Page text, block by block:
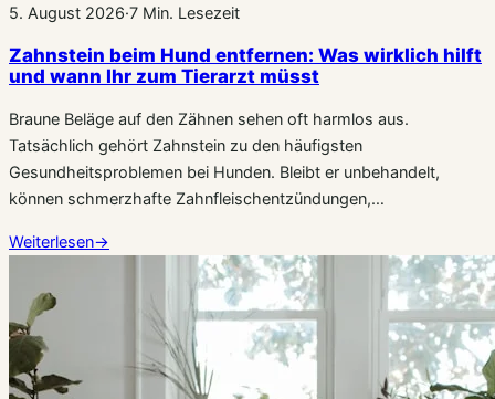
5. August 2026·7 Min. Lesezeit
Zahnstein beim Hund entfernen: Was wirklich hilft
und wann Ihr zum Tierarzt müsst
Braune Beläge auf den Zähnen sehen oft harmlos aus.
Tatsächlich gehört Zahnstein zu den häufigsten
Gesundheitsproblemen bei Hunden. Bleibt er unbehandelt,
können schmerzhafte Zahnfleischentzündungen,…
Weiterlesen→